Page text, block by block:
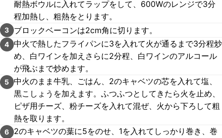
耐熱ボウルに入れてラップをして、600Wのレンジで3分
程加熱し、粗熱をとります。
3 ブロックベーコンは2cm角に切ります。
4 中火で熱したフライパンに3を入れて火が通るまで3分程炒
め、白ワインを加えさらに2分程、白ワインのアルコール
が飛ぶまで炒めます。
5 中火のまま牛乳、ごはん、2のキャベツの芯を入れて塩、
黒こしょうを加えます。ふつふつとしてきたら火を止め、
ピザ用チーズ、粉チーズを入れて混ぜ、火から下ろして粗
熱を取ります。
6
2のキャベツの葉に5をのせ、1を入れてしっかり巻き、巻